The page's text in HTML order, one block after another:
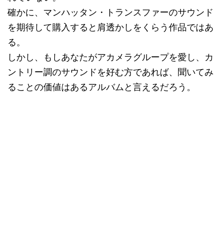
確かに、マンハッタン・トランスファーのサウンド
を期待して購入すると肩透かしをくらう作品ではあ
る。
しかし、もしあなたがアカメラグループを愛し、カ
ントリー調のサウンドを好む方であれば、聞いてみ
ることの価値はあるアルバムと言えるだろう。